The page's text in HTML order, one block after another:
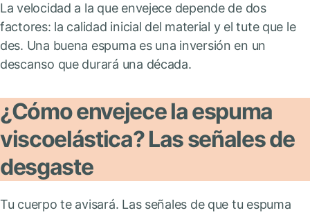
La velocidad a la que envejece depende de dos
factores: la calidad inicial del material y el tute que le
des. Una buena espuma es una inversión en un
descanso que durará una década.
¿Cómo envejece la espuma
viscoelástica? Las señales de
desgaste
Tu cuerpo te avisará. Las señales de que tu espuma